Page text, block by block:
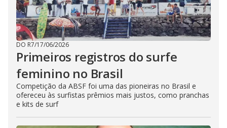
DO R7/17/06/2026
Primeiros registros do surfe
feminino no Brasil
Competição da ABSF foi uma das pioneiras no Brasil e
ofereceu às surfistas prêmios mais justos, como pranchas
e kits de surf